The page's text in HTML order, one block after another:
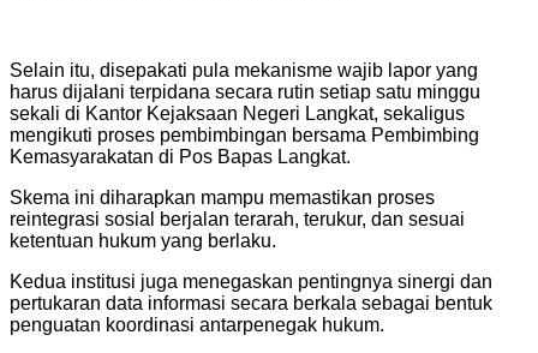
Selain itu, disepakati pula mekanisme wajib lapor yang
harus dijalani terpidana secara rutin setiap satu minggu
sekali di Kantor Kejaksaan Negeri Langkat, sekaligus
mengikuti proses pembimbingan bersama Pembimbing
Kemasyarakatan di Pos Bapas Langkat.
Skema ini diharapkan mampu memastikan proses
reintegrasi sosial berjalan terarah, terukur, dan sesuai
ketentuan hukum yang berlaku.
Kedua institusi juga menegaskan pentingnya sinergi dan
pertukaran data informasi secara berkala sebagai bentuk
penguatan koordinasi antarpenegak hukum.